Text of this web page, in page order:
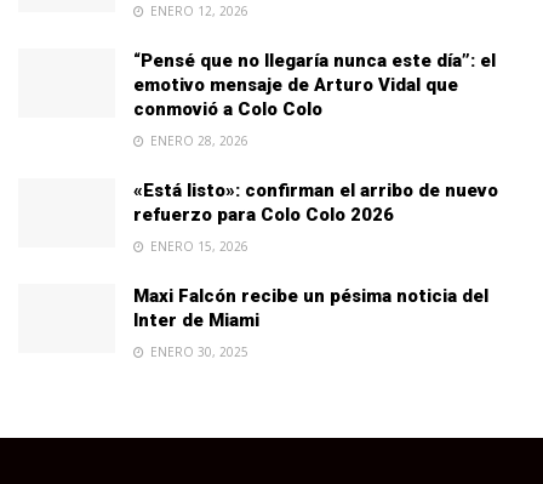
ENERO 12, 2026
“Pensé que no llegaría nunca este día”: el
emotivo mensaje de Arturo Vidal que
conmovió a Colo Colo
ENERO 28, 2026
«Está listo»: confirman el arribo de nuevo
refuerzo para Colo Colo 2026
ENERO 15, 2026
Maxi Falcón recibe un pésima noticia del
Inter de Miami
ENERO 30, 2025